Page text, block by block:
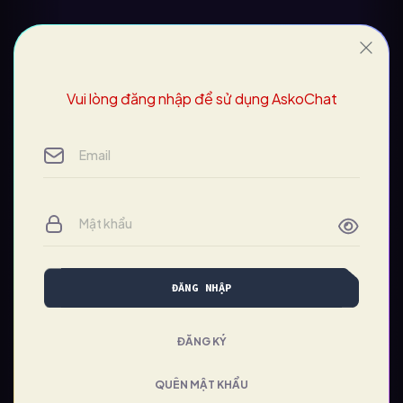
Vui lòng đăng nhập để sử dụng AskoChat
ĐĂNG NHẬP
ĐĂNG KÝ
QUÊN MẬT KHẨU